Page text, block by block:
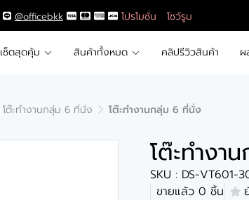
@officebkk โปรโมชั่น โชว์รูม
เซ็ตสุดคุ้ม สินค้าทั้งหมด คลิปรีวิวสินค้า ผ
โต๊ะทำงานกลุ่ม 6 ที่นั่ง โต๊ะทำงานกลุ่ม 6 ที่นั่ง
โต๊ะทำงา
SKU : DS-VT601-
ขายแล้ว 0 ชิ้น